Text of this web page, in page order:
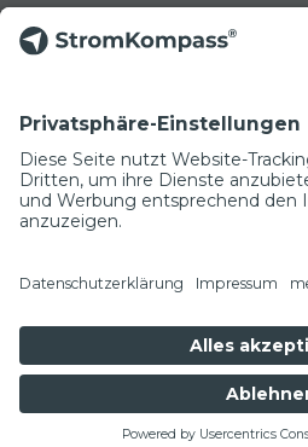
NEWSLETTER
Kontakt
Glossar